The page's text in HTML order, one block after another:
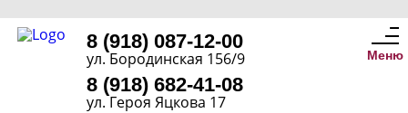
8 (918) 087-12-00
ул. Бородинская 156/9
8 (918) 682-41-08
ул. Героя Яцкова 17
Меню